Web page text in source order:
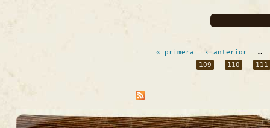
Páginas
« primera ‹ anterior
…
109
110 111